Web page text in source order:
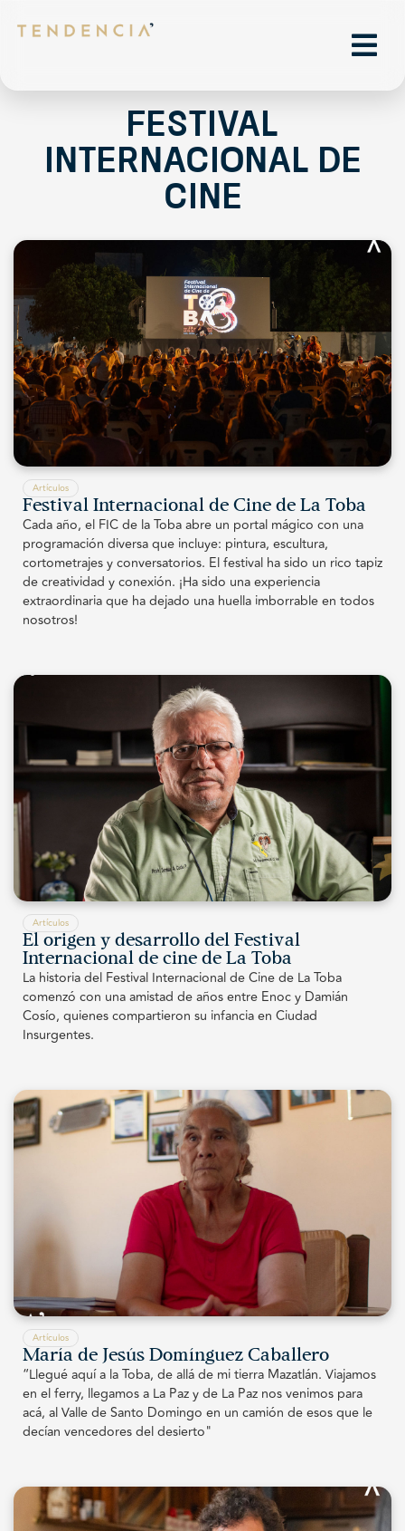
Festival
Internacional de
Cine
Artículos
Festival Internacional de Cine de La Toba
Cada año, el FIC de la Toba abre un portal mágico con una
programación diversa que incluye: pintura, escultura,
cortometrajes y conversatorios. El festival ha sido un rico tapiz
de creatividad y conexión. ¡Ha sido una experiencia
extraordinaria que ha dejado una huella imborrable en todos
nosotros!
Artículos
El origen y desarrollo del Festival
Internacional de cine de La Toba
La historia del Festival Internacional de Cine de La Toba
comenzó con una amistad de años entre Enoc y Damián
Cosío, quienes compartieron su infancia en Ciudad
Insurgentes.
Artículos
María de Jesús Domínguez Caballero
“Llegué aquí a la Toba, de allá de mi tierra Mazatlán. Viajamos
en el ferry, llegamos a La Paz y de La Paz nos venimos para
acá, al Valle de Santo Domingo en un camión de esos que le
decían vencedores del desierto"